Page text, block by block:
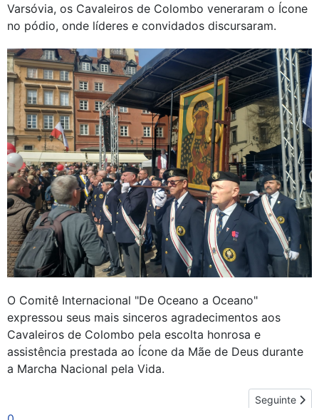
Varsóvia, os Cavaleiros de Colombo veneraram o Ícone
no pódio, onde líderes e convidados discursaram.
O Comitê Internacional "De Oceano a Oceano"
expressou seus mais sinceros agradecimentos aos
Cavaleiros de Colombo pela escolta honrosa e
assistência prestada ao Ícone da Mãe de Deus durante
a Marcha Nacional pela Vida.
Artigo
Seguinte